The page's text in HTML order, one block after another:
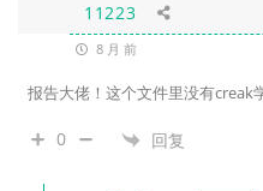
11223
8 月 前
报告大佬！这个文件里没有creak
0 回复